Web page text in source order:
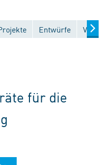
Entwürfe
für die